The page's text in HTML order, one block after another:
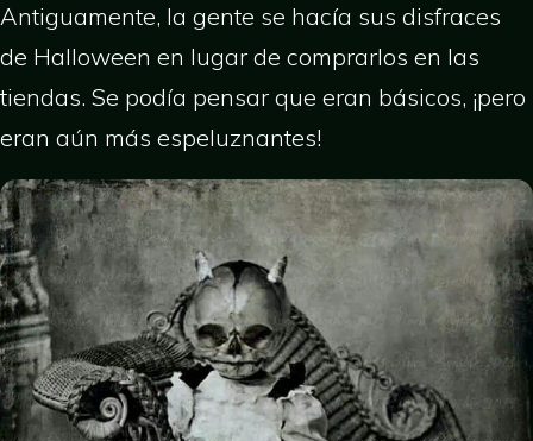
Antiguamente, la gente se hacía sus disfraces
de Halloween en lugar de comprarlos en las
tiendas. Se podía pensar que eran básicos, ¡pero
eran aún más espeluznantes!